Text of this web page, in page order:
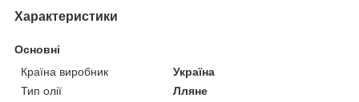
Характеристики
Основні
Країна виробник
Україна
Тип олії
Лляне